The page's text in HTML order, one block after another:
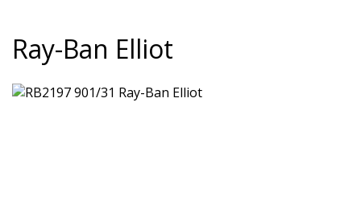
Ray-Ban Elliot